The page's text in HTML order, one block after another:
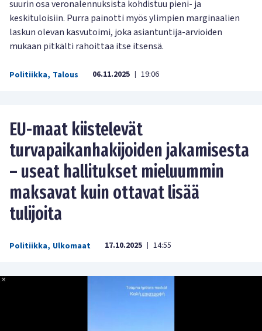
suurin osa veronalennuksista kohdistuu pieni- ja
keskituloisiin. Purra painotti myös ylimpien marginaalien
laskun olevan kasvutoimi, joka asiantuntija-arvioiden
mukaan pitkälti rahoittaa itse itsensä.
Politiikka, Talous 06.11.2025 | 19:06
EU-maat kiistelevät
turvapaikanhakijoiden jakamisesta
– useat hallitukset mieluummin
maksavat kuin ottavat lisää
tulijoita
Politiikka, Ulkomaat 17.10.2025 | 14:55